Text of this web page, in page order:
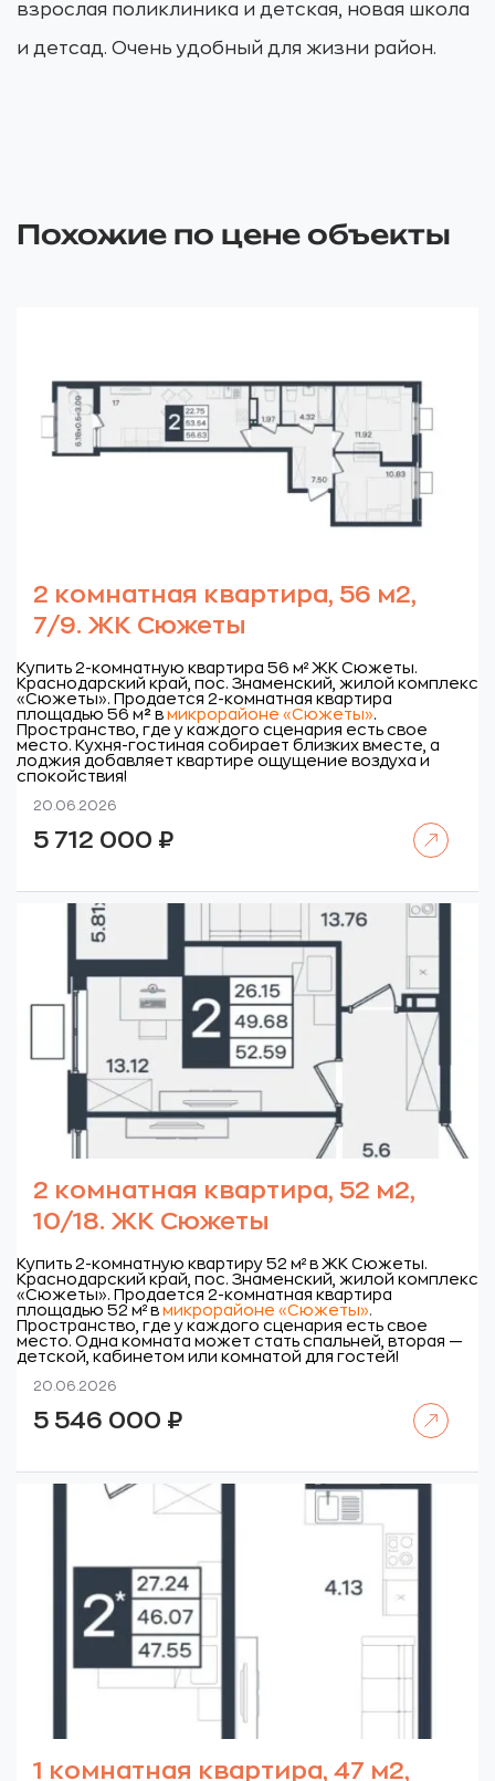
взрослая поликлиника и детская, новая школа
и детсад. Очень удобный для жизни район.
Похожие по цене объекты
2 комнатная квартира, 56 м2,
7/9. ЖК Сюжеты
Купить 2-комнатную квартира 56 м² ЖК Сюжеты.
Краснодарский край, пос. Знаменский, жилой комплекс
«Сюжеты». Продается 2-комнатная квартира
площадью 56 м² в микрорайоне «Сюжеты».
Пространство, где у каждого сценария есть свое
место. Кухня-гостиная собирает близких вместе, а
лоджия добавляет квартире ощущение воздуха и
спокойствия!
20.06.2026
5 712 000 ₽
2 комнатная квартира, 52 м2,
10/18. ЖК Сюжеты
Купить 2-комнатную квартиру 52 м² в ЖК Сюжеты.
Краснодарский край, пос. Знаменский, жилой комплекс
«Сюжеты». Продается 2-комнатная квартира
площадью 52 м² в микрорайоне «Сюжеты».
Пространство, где у каждого сценария есть свое
место. Одна комната может стать спальней, вторая —
детской, кабинетом или комнатой для гостей!
20.06.2026
5 546 000 ₽
1 комнатная квартира, 47 м2,